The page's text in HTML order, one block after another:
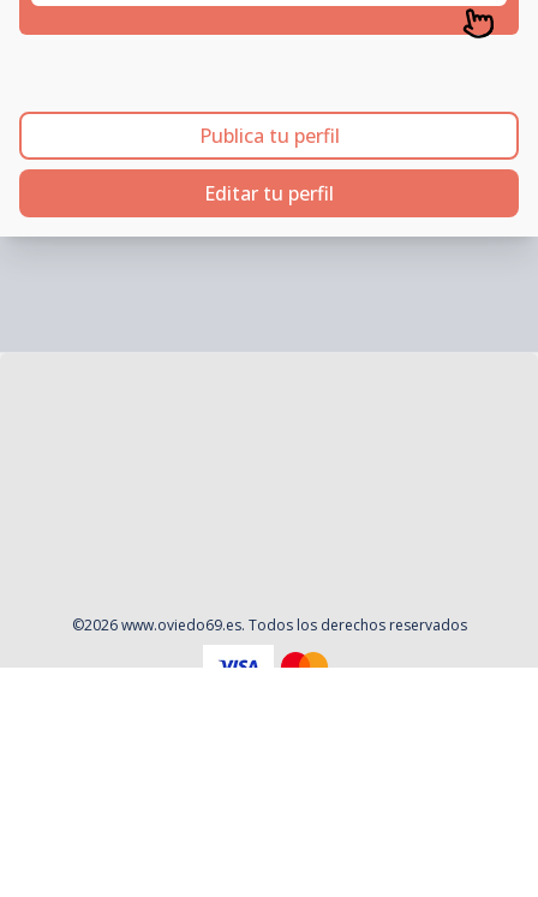
Publica tu perfil
Editar tu perfil
©2026 www.oviedo69.es. Todos los derechos reservados